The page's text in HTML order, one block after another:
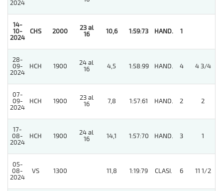
2024
14-
10-
2024
CHS 2000
23 al
16
10,6 1:59:73 HAND. 1
28-
09-
2024
HCH 1900
24 al
16
4,5 1:58:99 HAND. 4 4 3/4
07-
09-
2024
HCH 1900
23 al
16
7,8 1:57:61 HAND. 2 2
17-
08-
2024
HCH 1900
24 al
16
14,1 1:57:70 HAND. 3 1
05-
08-
2024
VS 1300 11,8 1:19:79 CLASI. 6 11 1/2